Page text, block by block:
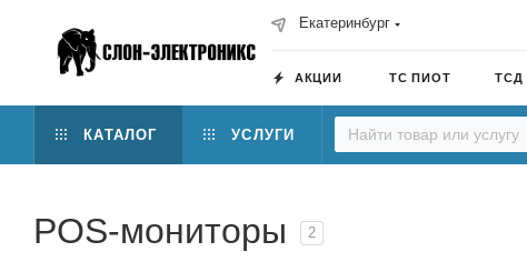
Екатеринбург
АКЦИИ ТС ПИОТ ТСД
КАТАЛОГ УСЛУГИ
POS-мониторы 2